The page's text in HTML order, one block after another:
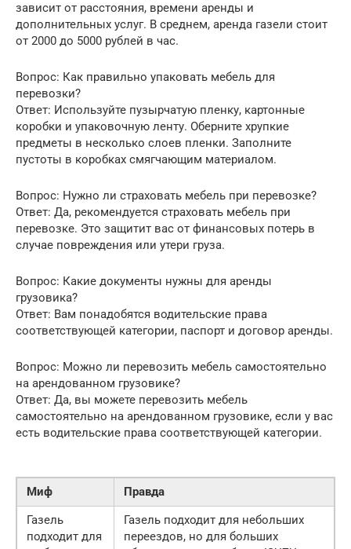
зависит от расстояния, времени аренды и
дополнительных услуг. В среднем, аренда газели стоит
от 2000 до 5000 рублей в час.
Вопрос: Как правильно упаковать мебель для
перевозки?
Ответ: Используйте пузырчатую пленку, картонные
коробки и упаковочную ленту. Оберните хрупкие
предметы в несколько слоев пленки. Заполните
пустоты в коробках смягчающим материалом.
Вопрос: Нужно ли страховать мебель при перевозке?
Ответ: Да, рекомендуется страховать мебель при
перевозке. Это защитит вас от финансовых потерь в
случае повреждения или утери груза.
Вопрос: Какие документы нужны для аренды
грузовика?
Ответ: Вам понадобятся водительские права
соответствующей категории, паспорт и договор аренды.
Вопрос: Можно ли перевозить мебель самостоятельно
на арендованном грузовике?
Ответ: Да, вы можете перевозить мебель
самостоятельно на арендованном грузовике, если у вас
есть водительские права соответствующей категории.
Миф
Правда
Газель
подходит для
Газель подходит для небольших
переездов, но для больших